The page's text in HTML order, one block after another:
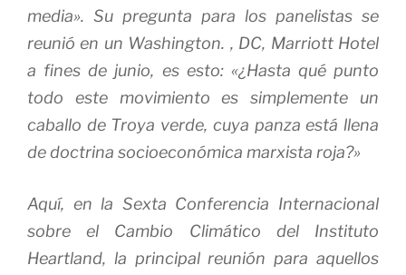
media». Su pregunta para los panelistas se
reunió en un Washington. , DC, Marriott Hotel
a fines de junio, es esto: «¿Hasta qué punto
todo este movimiento es simplemente un
caballo de Troya verde, cuya panza está llena
de doctrina socioeconómica marxista roja?»
Aquí, en la Sexta Conferencia Internacional
sobre el Cambio Climático del Instituto
Heartland, la principal reunión para aquellos